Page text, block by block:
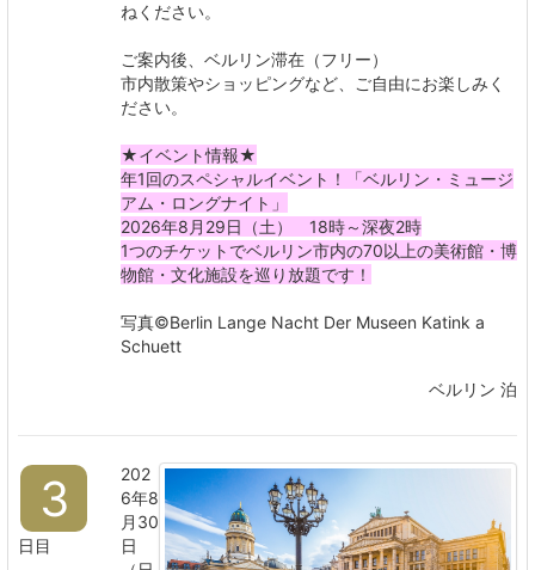
ねください。
ご案内後、ベルリン滞在（フリー）
市内散策やショッピングなど、ご自由にお楽しみく
ださい。
★イベント情報★
年1回のスペシャルイベント！
「ベルリン・ミュージ
アム・ロングナイト」
2026年8月29日（土） 18時～深夜2時
1つのチケットでベルリン市内の70以上の美術館・博
物館・文化施設を巡り放題です！
写真©Berlin Lange Nacht Der Museen Katink a
Schuett
ベルリン 泊
3
日目
202
6年8
月30
日